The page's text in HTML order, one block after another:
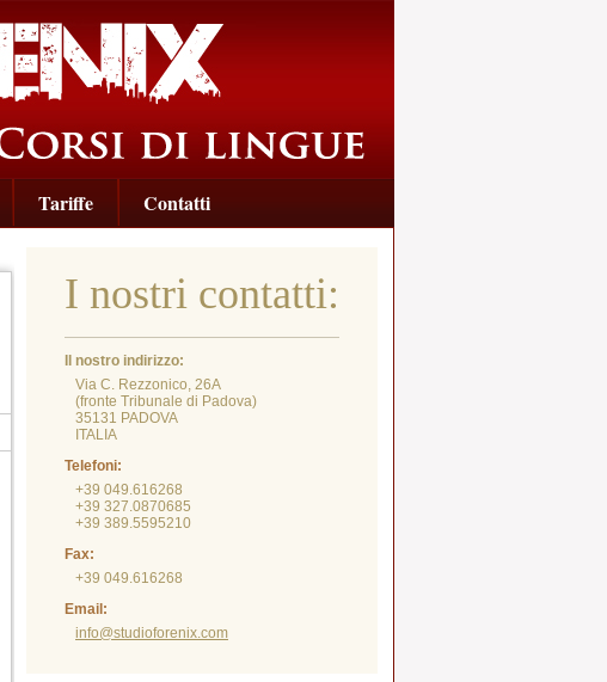
Tariffe Contatti
I nostri contatti:
Il nostro indirizzo:
Via C. Rezzonico, 26A
(fronte Tribunale di Padova)
35131 PADOVA
ITALIA
Telefoni:
+39 049.616268
+39 327.0870685
+39 389.5595210
Fax:
+39 049.616268
Email:
info@studioforenix.com